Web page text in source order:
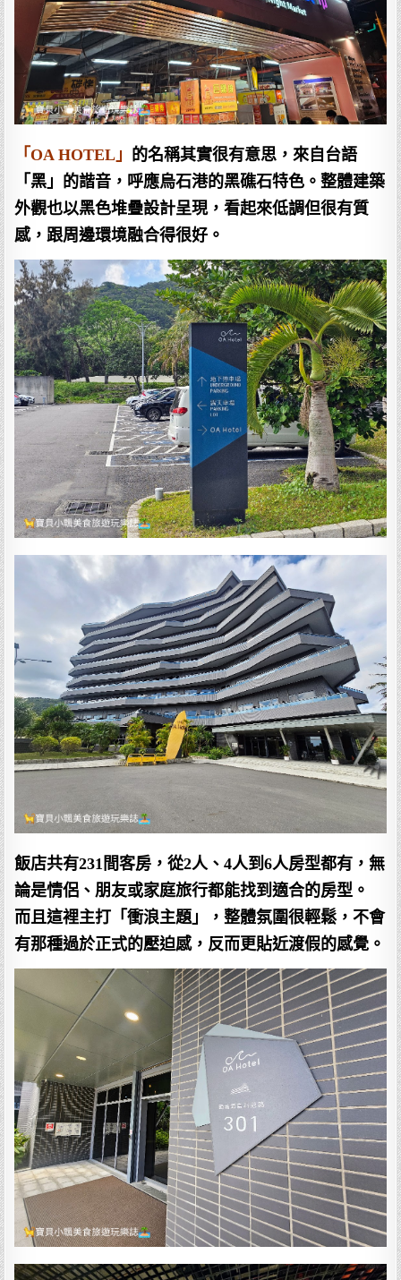
「OA HOTEL」 的名稱其實很有意思，來自台語
「黑」的諧音，呼應烏石港的黑礁石特色。整體建築
外觀也以黑色堆疊設計呈現，看起來低調但很有質
感，跟周邊環境融合得很好。
飯店共有231間客房，從2人、4人到6人房型都有，無
論是情侶、朋友或家庭旅行都能找到適合的房型。
而且這裡主打「衝浪主題」，整體氛圍很輕鬆，不會
有那種過於正式的壓迫感，反而更貼近渡假的感覺。